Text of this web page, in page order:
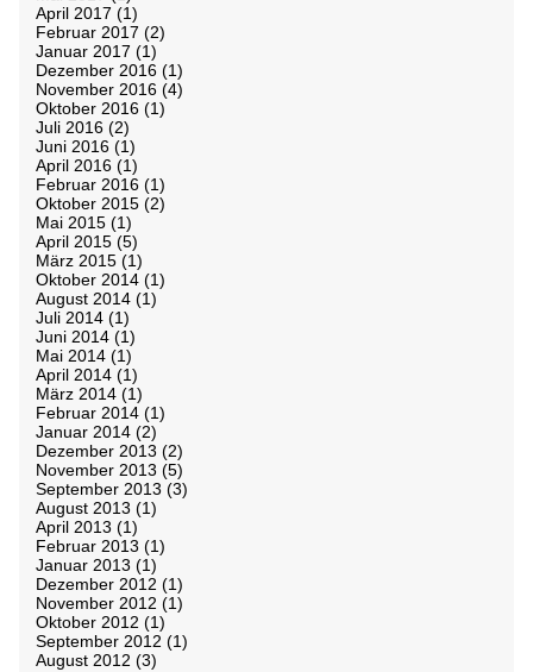
April 2017 (1)
Februar 2017 (2)
Januar 2017 (1)
Dezember 2016 (1)
November 2016 (4)
Oktober 2016 (1)
Juli 2016 (2)
Juni 2016 (1)
April 2016 (1)
Februar 2016 (1)
Oktober 2015 (2)
Mai 2015 (1)
April 2015 (5)
März 2015 (1)
Oktober 2014 (1)
August 2014 (1)
Juli 2014 (1)
Juni 2014 (1)
Mai 2014 (1)
April 2014 (1)
März 2014 (1)
Februar 2014 (1)
Januar 2014 (2)
Dezember 2013 (2)
November 2013 (5)
September 2013 (3)
August 2013 (1)
April 2013 (1)
Februar 2013 (1)
Januar 2013 (1)
Dezember 2012 (1)
November 2012 (1)
Oktober 2012 (1)
September 2012 (1)
August 2012 (3)